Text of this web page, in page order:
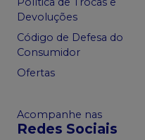
Devoluções
Código de Defesa do
Consumidor
Ofertas
Acompanhe nas
Redes Sociais